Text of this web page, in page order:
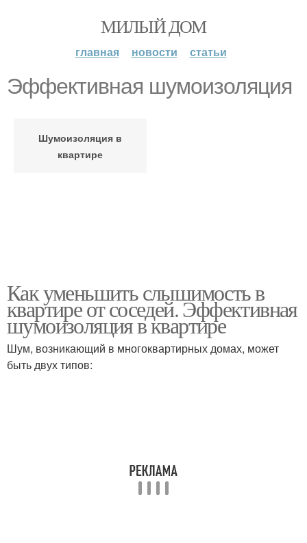
МИЛЫЙ ДОМ
главная новости статьи
Эффективная шумоизоляция
Шумоизоляция в
квартире
Как уменьшить слышимость в
квартире от соседей. Эффективная
шумоизоляция в квартире
Шум, возникающий в многоквартирных домах, может
быть двух типов: